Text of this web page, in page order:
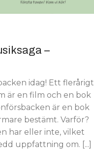
–
idag! Ett flerårigt
är en film och en bok
är en bok
bestämt. Varför?
har eller inte, vilket
uppfattning om. [...]